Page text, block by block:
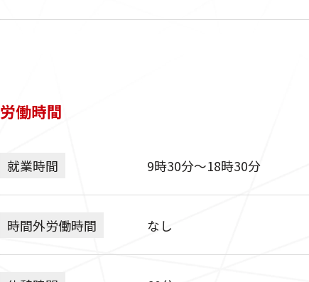
労働時間
就業時間 9時30分〜18時30分
時間外労働時間 なし